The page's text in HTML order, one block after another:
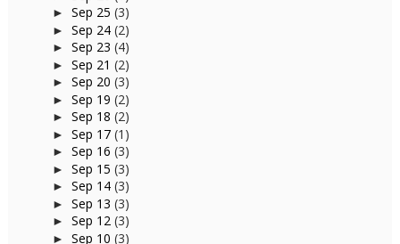
► Sep 25 (3)
► Sep 24 (2)
► Sep 23 (4)
► Sep 21 (2)
► Sep 20 (3)
► Sep 19 (2)
► Sep 18 (2)
► Sep 17 (1)
► Sep 16 (3)
► Sep 15 (3)
► Sep 14 (3)
► Sep 13 (3)
► Sep 12 (3)
► Sep 10 (3)